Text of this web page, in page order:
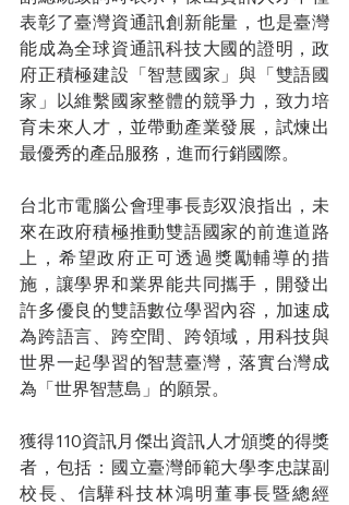
表彰了臺灣資通訊創新能量，也是臺灣
能成為全球資通訊科技大國的證明，政
府正積極建設「智慧國家」與「雙語國
家」以維繫國家整體的競爭力，致力培
育未來人才，並帶動產業發展，試煉出
最優秀的產品服務，進而行銷國際。
台北市電腦公會理事長彭双浪指出，未
來在政府積極推動雙語國家的前進道路
上，希望政府正可透過獎勵輔導的措
施，讓學界和業界能共同攜手，開發出
許多優良的雙語數位學習內容，加速成
為跨語言、跨空間、跨領域，用科技與
世界一起學習的智慧臺灣，落實台灣成
為「世界智慧島」的願景。
獲得110資訊月傑出資訊人才頒獎的得獎
者，包括：國立臺灣師範大學李忠謀副
校長、信驊科技林鴻明董事長暨總經